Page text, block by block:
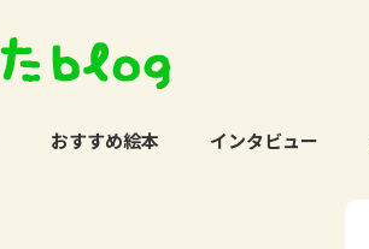
おすすめ絵本 インタビュー